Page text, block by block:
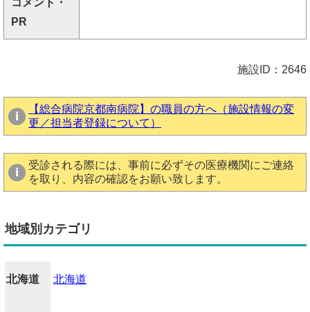
コメント・
PR
施設ID：2646
【総合病院京都南病院】の職員の方へ（施設情報の変
更／担当者登録について）
受診される際には、事前に必ずその医療機関にご連絡
を取り、内容の確認をお願い致します。
地域別カテゴリ
北海道 北海道